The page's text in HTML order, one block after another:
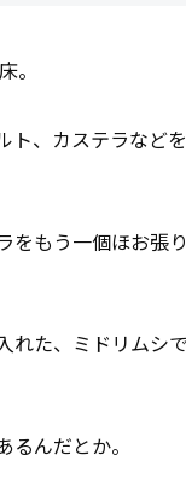
。
ト、カステラなど
をもう一個ほお張
れた、ミドリムシ
んだとか。